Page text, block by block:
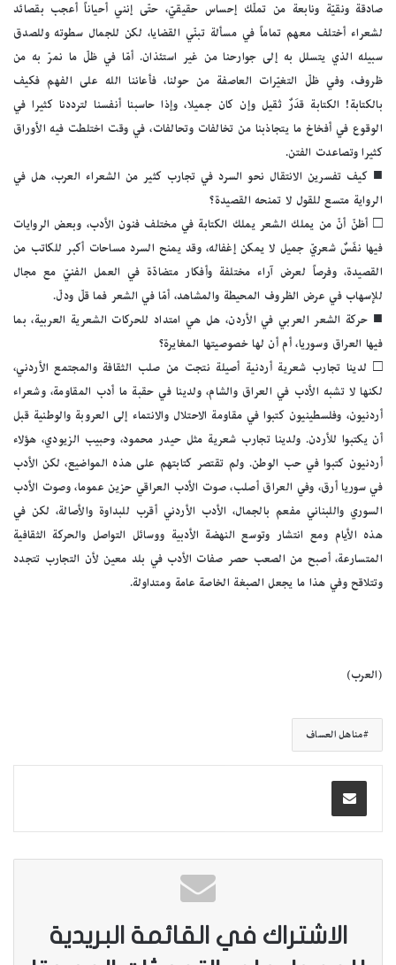
صادقة ونقيّة ونابعة من تملّك إحساس حقيقيّ، حتّى إنني أحياناً أعجب بقصائد
لشعراء أختلف معهم تماماً في مسألة تبنّي القضايا، لكن للجمال سطوته وللصدق
سبيله الذي يتسلل به إلى جوارحنا من غير استئذان. أمّا في ظلّ ما نمرّ به من
ظروف، وفي ظلّ التغيّرات العاصفة من حولنا، فأعاننا الله على الفهم فكيف
بالكتابة! الكتابة قدَرٌ ثقيل وإن كان جميلا، وإذا حاسبنا أنفسنا لترددنا كثيرا في
الوقوع في أفخاخ ما يتجاذبنا من تخالفات وتحالفات، في وقت اختلطت فيه الأوراق
كثيرا وتصاعدت الفتن.
■ كيف تفسرين الانتقال نحو السرد في تجارب كثير من الشعراء العرب، هل في
الرواية متسع للقول لا تمنحه القصيدة؟
□ أظنّ أنّ من يملك الشعر يملك الكتابة في مختلف فنون الأدب، وبعض الروايات
فيها نفَسٌ شعريّ جميل لا يمكن إغفاله، وقد يمنح السرد مساحات أكبر للكاتب من
القصيدة، وفرصاً لعرض آراء مختلفة وأفكار متضادّة في العمل الفنيّ مع مجال
للإسهاب في عرض الظروف المحيطة والمشاهد، أمّا في الشعر فما قلّ ودلّ.
■ حركة الشعر العربي في الأردن، هل هي امتداد للحركات الشعرية العربية، بما
فيها العراق وسوريا، أم أن لها خصوصيتها المغايرة؟
□ لدينا تجارب شعرية أردنية أصيلة نتجت من صلب الثقافة والمجتمع الأردني،
لكنها لا تشبه الأدب في العراق والشام، ولدينا في حقبة ما أدب المقاومة، وشعراء
أردنيون، وفلسطينيون كتبوا في مقاومة الاحتلال والانتماء إلى العروبة والوطنية قبل
أن يكتبوا للأردن. ولدينا تجارب شعرية مثل حيدر محمود، وحبيب الزيودي، هؤلاء
أردنيون كتبوا في حب الوطن. ولم تقتصر كتابتهم على هذه المواضيع، لكن الأدب
في سوريا أرق، وفي العراق أصلب، صوت الأدب العراقي حزين عموما، وصوت الأدب
السوري واللبناني مفعم بالجمال، الأدب الأردني أقرب للبداوة والأصالة، لكن في
هذه الأيام ومع انتشار وتوسع النهضة الأدبية ووسائل التواصل والحركة الثقافية
المتسارعة، أصبح من الصعب حصر صفات الأدب في بلد معين لأن التجارب تتجدد
وتتلاقح وفي هذا ما يجعل الصبغة الخاصة عامة ومتداولة.
(العرب)
مناهل العساف
الاشتراك في القائمة البريدية